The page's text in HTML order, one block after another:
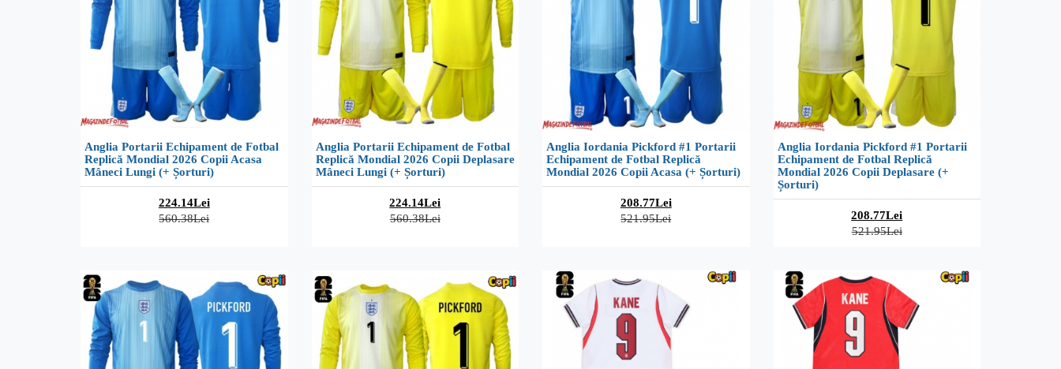
Anglia Portarii Echipament de Fotbal
Replică Mondial 2026 Copii Acasa
Mâneci Lungi (+ Șorturi)
224.14Lei
560.38Lei
Anglia Portarii Echipament de Fotbal
Replică Mondial 2026 Copii Deplasare
Mâneci Lungi (+ Șorturi)
224.14Lei
560.38Lei
Anglia Iordania Pickford #1 Portarii
Echipament de Fotbal Replică
Mondial 2026 Copii Acasa (+ Șorturi)
208.77Lei
521.95Lei
Anglia Iordania Pickford #1 Portarii
Echipament de Fotbal Replică
Mondial 2026 Copii Deplasare (+
Șorturi)
208.77Lei
521.95Lei